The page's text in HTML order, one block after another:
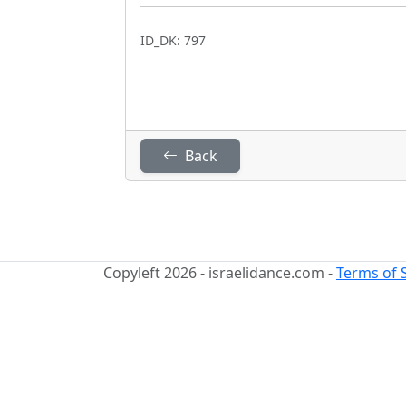
ID_DK: 797
Back
Copyleft 2026 - israelidance.com -Terms of